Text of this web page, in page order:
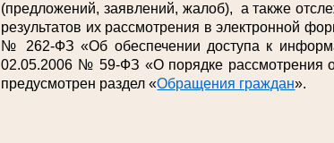
(предложений, заявлений, жалоб), а также
результатов их рассмотрения в электронной
№ 262-ФЗ «Об обеспечении доступа к
02.05.2006 № 59-ФЗ «О порядке рассмотрения
предусмотрен раздел «Обращения граждан».